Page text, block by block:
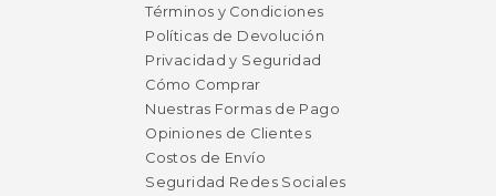
Términos y Condiciones
Políticas de Devolución
Privacidad y Seguridad
Cómo Comprar
Nuestras Formas de Pago
Opiniones de Clientes
Costos de Envío
Seguridad Redes Sociales